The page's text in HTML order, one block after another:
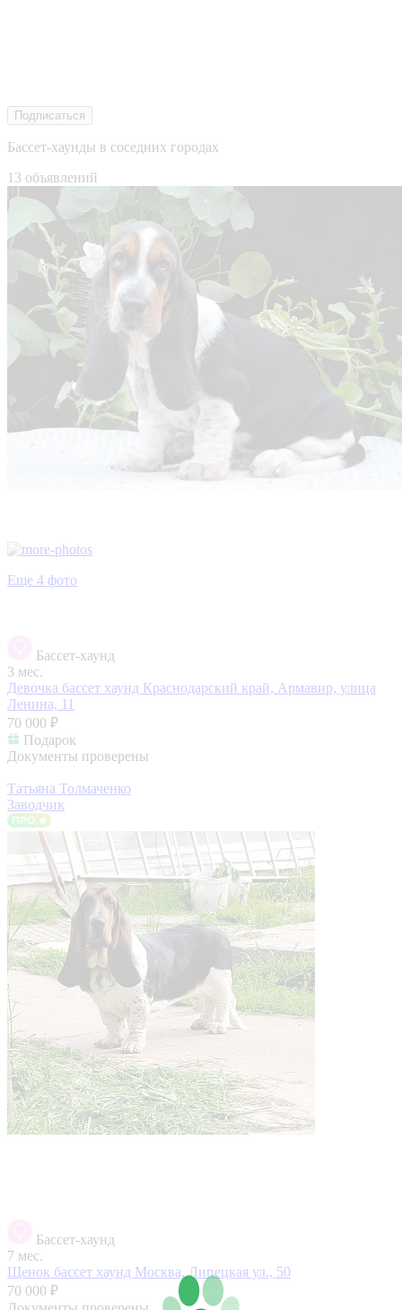
Подписаться
Бассет-хаунды в соседних городах
13 объявлений
Еще 4 фото
Бассет-хаунд
3 мес.
Девочка бассет хаунд Краснодарский край, Армавир, улица
Ленина, 11
70 000 ₽
Подарок
Документы проверены
Татьяна Толмаченко
Заводчик
Бассет-хаунд
7 мес.
Щенок бассет хаунд Москва, Липецкая ул., 50
70 000 ₽